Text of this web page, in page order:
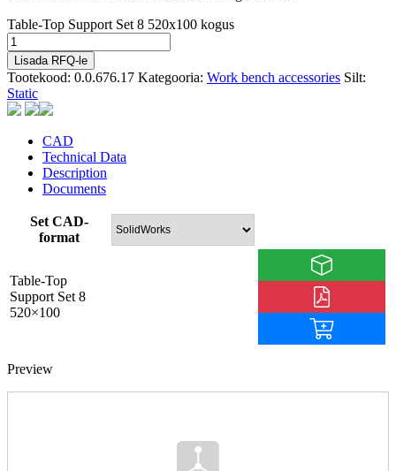
Table-Top Support Set 8 520x100 kogus
Lisada RFQ-le
Tootekood: 0.0.676.17 Kategooria: Work bench accessories Silt:
Static
CAD
Technical Data
Description
Documents
Set CAD-
format
Table-Top
Support Set 8
520×100
Preview